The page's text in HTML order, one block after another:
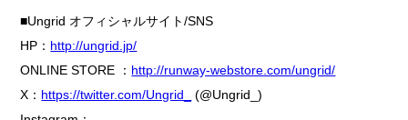
■Ungrid オフィシャルサイト/SNS
HP： http://ungrid.jp/
ONLINE STORE ： http://runway-webstore.com/ungrid/
X： https://twitter.com/Ungrid_
(@Ungrid_)